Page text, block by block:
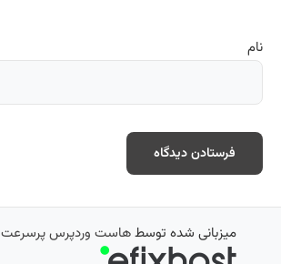
نام
میزبانی شده توسطهاست وردپرس پرسرعت